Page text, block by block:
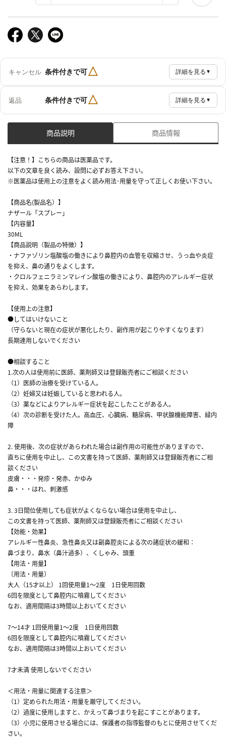
キャンセル 条件付きで可△ 詳細を見る ▼
返品 条件付きで可△ 詳細を見る ▼
商品説明 商品情報
【注意！】こちらの商品は医薬品です。
以下の文章を良く読み、設問に必ずお答え下さい。
※医薬品は使用上の注意をよく読み用法･用量を守って正しくお使い下さい。
【商品名(製品名）】
ナザール「スプレー」
【内容量】
30ML
【商品説明（製品の特徴）】
・ナファゾリン塩酸塩の働きにより鼻腔内の血管を収縮させ、うっ血や炎症
を抑え、鼻の通りをよくします。
・クロルフェニラミンマレイン酸塩の働きにより、鼻腔内のアレルギー症状
を抑え、効果をあらわします。
【使用上の注意】
●してはいけないこと
（守らないと現在の症状が悪化したり、副作用が起こりやすくなります）
長期連用しないでください
●相談すること
1.次の人は使用前に医師、薬剤師又は登録販売者にご相談ください
（1）医師の治療を受けている人。
（2）妊婦又は妊娠していると思われる人。
（3）薬などによりアレルギー症状を起こしたことがある人。
（4）次の診断を受けた人。高血圧、心臓病、糖尿病、甲状腺機能障害、緑内
障
2. 使用後、次の症状があらわれた場合は副作用の可能性がありますので、
直ちに使用を中止し、この文書を持って医師、薬剤師又は登録販売者にご相
談ください
皮膚・・・発疹・発赤、かゆみ
鼻・・・はれ、刺激感
3. 3日間位使用しても症状がよくならない場合は使用を中止し、
この文書を持って医師、薬剤師又は登録販売者にご相談ください
【効能・効果】
アレルギー性鼻炎、急性鼻炎又は副鼻腔炎による次の諸症状の緩和：
鼻づまり、鼻水（鼻汁過多）、くしゃみ、頭重
【用法・用量】
〔用法・用量〕
大人（15才以上） 1回使用量1～2度 1日使用回数
6回を限度として鼻腔内に噴霧してください
なお、適用間隔は3時間以上おいてください
7～14才 1回使用量1～2度 1日使用回数
6回を限度として鼻腔内に噴霧してください
なお、適用間隔は3時間以上おいてください
7才未満 使用しないでください
＜用法・用量に関連する注意＞
（1）定められた用法・用量を厳守してください。
（2）過度に使用しますと、かえって鼻づまりを起こすことがあります。
（3）小児に使用させる場合には、保護者の指導監督のもとに使用させてくだ
さい。